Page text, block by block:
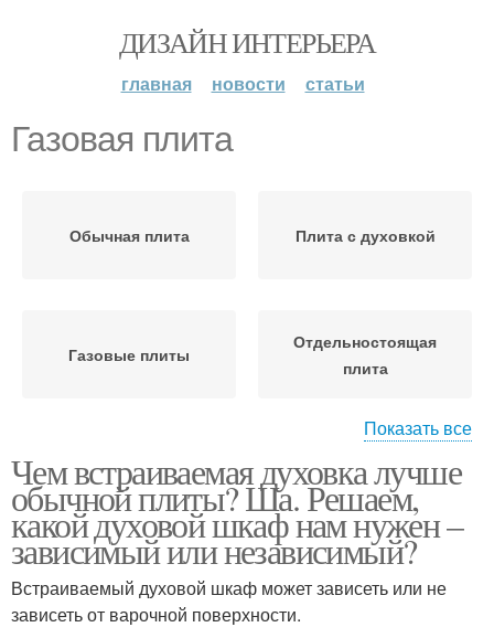
ДИЗАЙН ИНТЕРЬЕРА
главная новости статьи
Газовая плита
Обычная плита Плита с духовкой
Газовые плиты
Отдельностоящая
плита
Плита в интерьере
духовкой
Плиты с электрической
духовкой
Комбинированные
Показать все
Чем встраиваемая духовка лучше
обычной плиты? Ша. Решаем,
какой духовой шкаф нам нужен –
зависимый или независимый?
Встраиваемый духовой шкаф может зависеть или не
зависеть от варочной поверхности.